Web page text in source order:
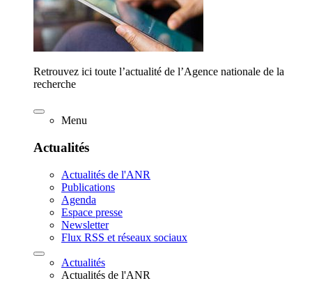
Retrouvez ici toute l’actualité de l’Agence nationale de la
recherche
Menu
Actualités
Actualités de l'ANR
Publications
Agenda
Espace presse
Newsletter
Flux RSS et réseaux sociaux
Actualités
Actualités de l'ANR